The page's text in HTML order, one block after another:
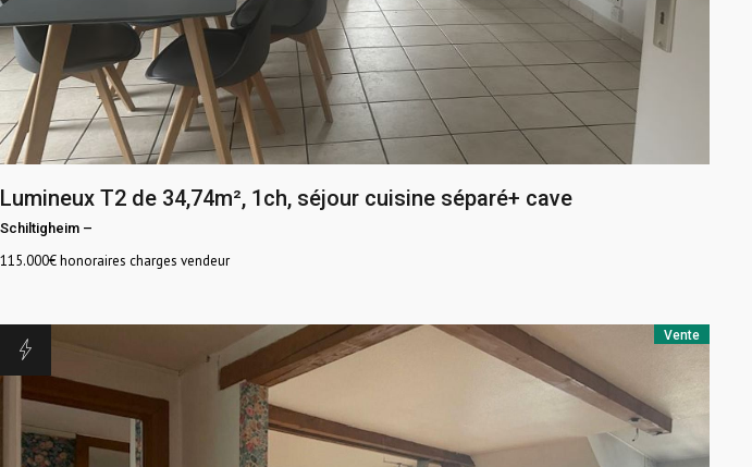
Lumineux T2 de 34,74m², 1ch, séjour cuisine séparé+ cave
Schiltigheim –
115.000€ honoraires charges vendeur
Vente